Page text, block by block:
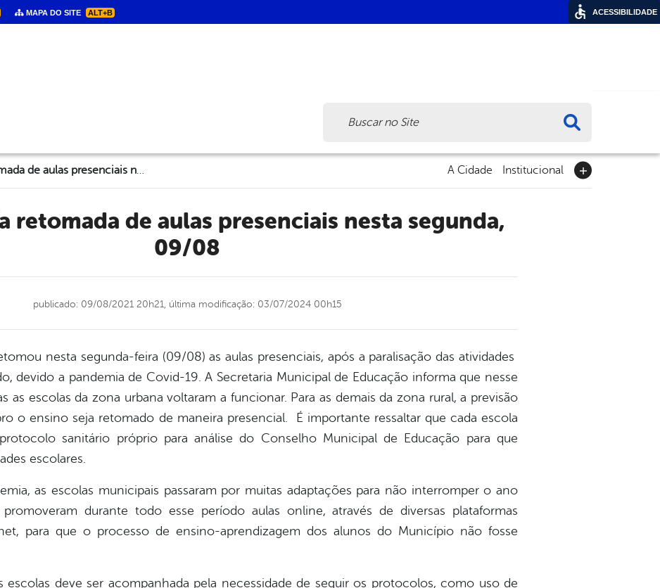
MAPA DO SITE ALT+B
Triunfo inicia retomada de aulas presenciais nesta segunda, 09/08 A Cidade Institucional
09/08
publicado: 09/08/2021 20h21, última modificação: 03/07/2024 00h15
nesta segunda-feira (09/08) as aulas presenciais, após a paralisação das atividades
devido a pandemia de Covid-19. A Secretaria Municipal de Educação informa que nesse
as escolas da zona urbana voltaram a funcionar. Para as demais da zona rural, a previsão
o ensino seja retomado de maneira presencial. É importante ressaltar que cada escola
sanitário próprio para análise do Conselho Municipal de Educação para que
escolares.
as escolas municipais passaram por muitas adaptações para não interromper o ano
durante todo esse período aulas online, através de diversas plataformas
para que o processo de ensino-aprendizagem dos alunos do Município não fosse
escolas deve ser acompanhada pela necessidade de seguir os protocolos, como uso de
ACESSIBILIDADE